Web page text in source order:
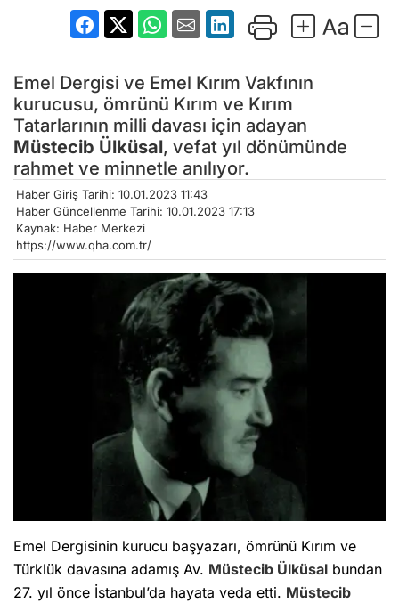
Emel Dergisi ve Emel Kırım Vakfının
kurucusu, ömrünü Kırım ve Kırım
Tatarlarının milli davası için adayan
Müstecib Ülküsal, vefat yıl dönümünde
rahmet ve minnetle anılıyor.
Haber Giriş Tarihi: 10.01.2023 11:43
Haber Güncellenme Tarihi: 10.01.2023 17:13
Kaynak: Haber Merkezi
https://www.qha.com.tr/
Emel Dergisinin kurucu başyazarı, ömrünü Kırım ve
Türklük davasına adamış Av. Müstecib Ülküsal bundan
27. yıl önce İstanbul’da hayata veda etti. Müstecib